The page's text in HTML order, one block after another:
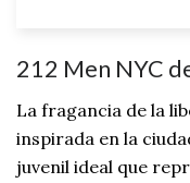
212 Men NYC
La fragancia de la
inspirada en la
juvenil ideal que